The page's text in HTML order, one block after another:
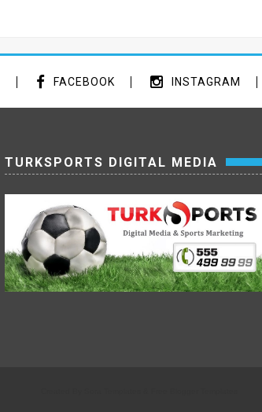
FACEBOOK INSTAGRAM
TURKSPORTS DIGITAL MEDIA